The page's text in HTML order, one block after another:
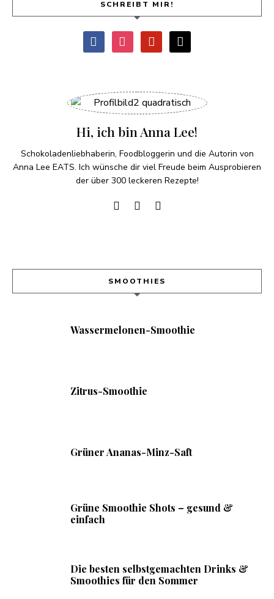
SCHREIBT MIR!
Hi, ich bin Anna Lee!
Schokoladenliebhaberin, Foodbloggerin und die Autorin von
Anna Lee EATS. Ich wünsche dir viel Freude beim Ausprobieren
der über 300 leckeren Rezepte!
SMOOTHIES
Wassermelonen-Smoothie
Zitrus-Smoothie
Grüner Ananas-Minz-Saft
Grüne Smoothie Shots – gesund &
einfach
Die besten selbstgemachten Drinks &
Smoothies für den Sommer